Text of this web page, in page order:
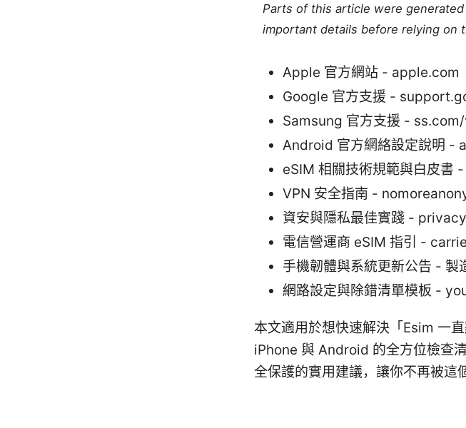
Parts of this article were
important details before relying on
Apple 官方網站 - apple.com
Google 官方支援 -
Samsung 官方支援 -
Android 官方網絡設定說明 -
eSIM 相關技術規範與白皮書
VPN 安全指南 -
資安與隱私最佳實踐 -
電信營運商 eSIM 指引 -
手機韌體與系統更新公告 - 製
網路設定與除錯清單模板 -
本文適用於想快速解決「Esim 一
iPhone 與 Android 的全方位檢查
全保護的實用建議，讓你不再被這